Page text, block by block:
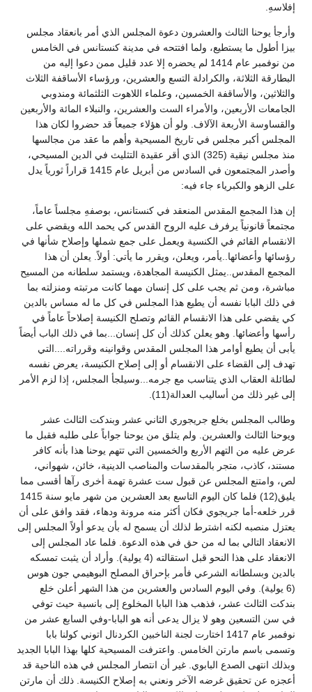
إفلاسهِ.
وأرجأ يوحنا الثالث والعشرون دعوة المجلس الذي أمر بانعقاد مجلس
بيزا أطول ما يستطيع، ولما افتتحه في مدينة كنستانس في الخامس
من نوفمبر عام 1414 لم يحضره إلا عدد قليل ممن دعوا إليه من
البطارقة الثلاثة، والكرادلة التسع والعشرين، ورؤساء الأساقفة الثلاث
والثلاثين، والأساقفة الخمسين، وعلماء اللاهوت الثلثمائة ومندوبي
الجامعات الأربعين، والأمراء الست والعشرين، والنبلاء المائة والأربعين
والقساوسة الأربعة الآلاف. ولو أن هؤلاء جميعاً قد حضروا لكان هذا
المجلس أكبر مجلس في تاريخ المسيحية وأهم ما عقد من مجالسها
منذ مجلس نيقية (325) الذي أقر عقيدة التثليث في الدين المسيحي،
وأصدر المجتمعون في السادس من أبريل عام 1415 قراراً ثورياً يدل
على الزهو والكبرياء جاء فيه:
إن هذا المجمع المقدس المنعقد في كنستانس، بوصفهِ مجلساً عاماً،
مجتمعاً قانونياً يرفرف عليه الروح القدس كي يحمد الله ويقضي على
الانقسام القائم في الكنسية ويعمل على جمع شملها وإصلاح شأنها في
رؤسائها وأعضائها..يأمر، ويعلن، ويقرر ما يأتي: أولاً. يعلن أن هذا
المجمع المقدس..يمثل الكنيسة المجاهدة، ويستمد سلطانه من المسيح
مباشرة، ومن ثم يجب على كل إنسان مهما كانت مرتبته ومنزلته بما
في ذلك البابا نفسه أن يطيع هذا المجلس في كل ما له مساس بالدين
كي يقضي على هذا الانقسام القائم وتصلح الكنيسة إصلاحاً عاماً في
رأسها وأعضائها. وهو يعلن كذلك أن كل إنسان...بما في ذلك الباب أيضاً
يأبى أن يطيع أوامر هذا المجلس المقدس وقوانينه وقرراته....التي
تهدف إلى القضاء على الانقسام أو إلى إصلاح الكنيسة، يعرض نفسه
لطائلة العقاب الذي يتناسب مع جرمه...وسيلجأ المجلس، إذا لزم الأمر
إلى غير ذلك من أساليب العدالة(11).
وطالب المجلس بخلع جريجوري الثاني عشر وبندكت الثالث عشر
ويوحنا الثالث والعشرين. ولم يتلق من يوحنا جواباً على طلبه فقبل ما
عرض عليه من التهم الأربع والخمسين التي تتهم يوحنا هذا بأنه كافر
مستند، كاذب، متجر بالمقدسات والمناصب الدينية، خائن، شهواني،
لص، وامتنع المجلس عن قبول ست عشرة تهمة أخرى رآها أقسى مما
يليق(12) فلما كان اليوم التاسع بعد العشرين من شهر مايو سنة 1415
قرر خلعه-أما جريجوي فكان أكثر منه مرونة ودهاء، فقد وافق على أن
يعتزل منصبه لكنه اشترط لذلك أن يسمح له بأن يدعو أولاً المجلس إلى
الانعقاد التالي بما له من حق في هذه الدعوة. فلما عاد المجلس إلى
الانعقاد على هذا النحو قبل استقالته (4 يولية). وأراد أن يثبت تمسكه
بالدين وبسلطانه الشرعي فأمر بإحراق المصلح البوهيمي جون هوس
(6 يولية). وفي اليوم السادس والعشرين من هذا الشهر أعلن خلع
بندكت الثالث عشر، فذهب هذا البابا المخلوع إلى بانسية حيث توفي
في سن التسعين وهو لا يزال يدعى أنه هو البابا-وفي السابع عشر من
نوفمبر عام 1417 اختارت لجنة الناخبين الكردنال اتوني كولنا بابا
وتسمى باسم مارتن الخامس. واعترفت المسيحية كلها بهذا البابا الجديد
وبذلك انتهى الصدع البابوي. غير أن انتصار المجلس في هذه الناحية قد
أعجزه عن تحقيق غرضه الآخر ونعني به إصلاح الكنيسة. ذلك أن مارتن